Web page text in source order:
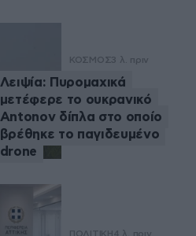
ΚΟΣΜΟΣ3 λ. πριν
Λειψία: Πυρομαχικά
μετέφερε το ουκρανικό
Antonov δίπλα στο οποίο
βρέθηκε το παγιδευμένο
drone
ΠΟΛΙΤΙΚΗ4 λ. πριν